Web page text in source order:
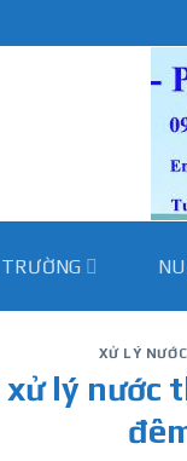
XỬ LÝ
lý nước